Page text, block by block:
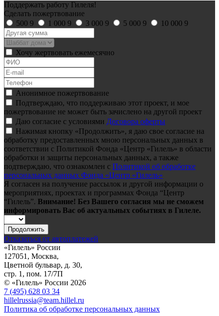
Поддержать работу Гилеля!
Сделать пожертвование
500 9 1 000 9 3 000 9 5 000 9 10 000 9
Хочу жертвовать ежемесячно
Анонимное пожертвование
Подтверждаю, что поддерживаю этот проект, и мое
пожертвование не может быть зачислено на другой проект
Даю согласие с условиями Договора оферты
Нажимая кнопку «Продолжить», я даю свое согласие на
обработку предоставленных мною персональных данных в
соответствии с Политикой Фонда «Центр «Гилель» в области
обработки и защиты персональных данных, а также
подтверждаю, что ознакомлен с Политикой об обработке
персональных данных Фонда «Центр «Гилель»
Я согласен на получение рассылок и другой информации о
мероприятиях, проектах и программах Фонда “Центр
“Гилель”. Внимание! Без Вашего согласия мы не сможем
информировать Вас об актуальных событиях в Гилеле.
Продолжить
Отказаться от автоплатежей
«Гилель» России
127051, Москва,
Цветной бульвар, д. 30,
стр. 1, пом. 17/7П
© «Гилель» России 2026
7 (495) 628 03 34
hillelrussia@team.hillel.ru
Политика об обработке персональных данных